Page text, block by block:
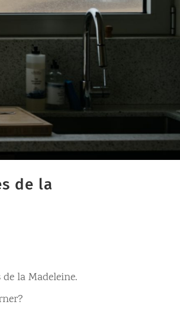
de la
la Madeleine.